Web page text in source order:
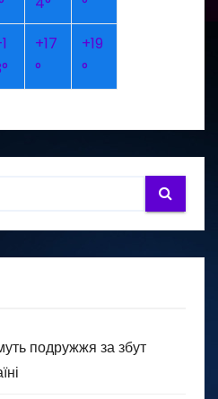
1
+17
°
+19
°
подружжя за збут